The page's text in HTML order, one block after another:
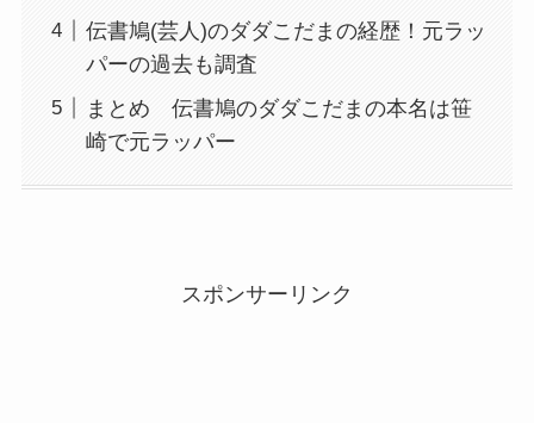
伝書鳩(芸人)のダダこだまの経歴！元ラッ
パーの過去も調査
まとめ 伝書鳩のダダこだまの本名は笹
崎で元ラッパー
スポンサーリンク